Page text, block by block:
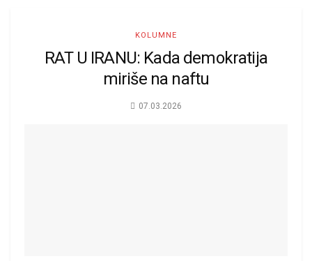
KOLUMNE
RAT U IRANU: Kada demokratija
miriše na naftu
07.03.2026